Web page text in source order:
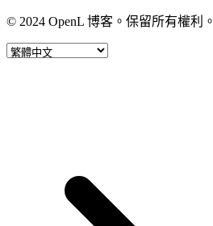
© 2024 OpenL 博客。保留所有權利。